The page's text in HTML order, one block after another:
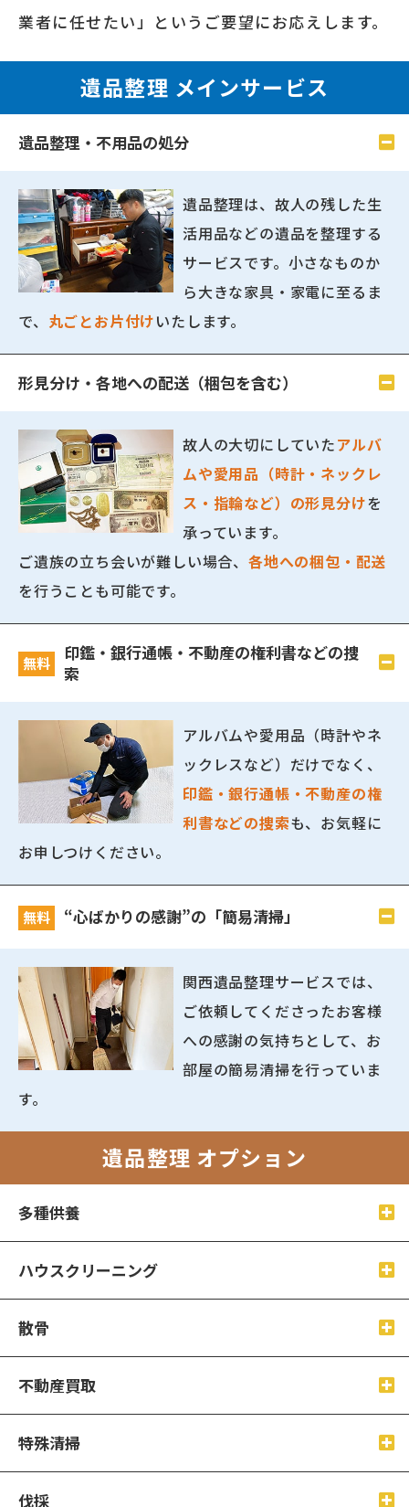
業者に任せたい」というご要望にお応えします。
遺品整理 メインサービス
遺品整理・不用品の処分
遺品整理は、故人の残した生
活用品などの遺品を整理する
サービスです。小さなものか
ら大きな家具・家電に至るま
で、 丸ごとお片付けいたします。
形見分け・各地への配送（梱包を含む）
故人の大切にしていたアルバ
ムや愛用品（時計・ネックレ
ス・指輪など）の形見分けを
承っています。
ご遺族の立ち会いが難しい場合、各地への梱包・配送
を行うことも可能です。
無料
印鑑・銀行通帳・不動産の権利書などの捜
索
アルバムや愛用品（時計やネ
ックレスなど）だけでなく、
印鑑・銀行通帳・不動産の権
利書などの捜索も、お気軽に
お申しつけください。
無料 “心ばかりの感謝”の「簡易清掃」
関西遺品整理サービスでは、
ご依頼してくださったお客様
への感謝の気持ちとして、お
部屋の簡易清掃を行っていま
す。
遺品整理 オプション
多種供養
ハウスクリーニング
散骨
不動産買取
特殊清掃
伐採